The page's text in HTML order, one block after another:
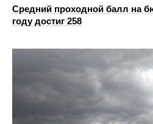
Средний проходной балл на
году достиг 258